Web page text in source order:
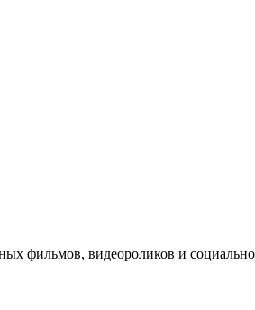
фильмов, видеороликов и